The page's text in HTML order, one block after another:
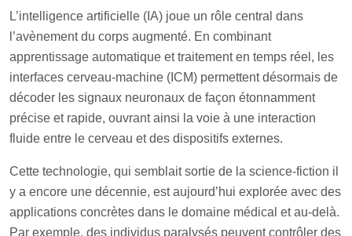
L’intelligence artificielle (IA) joue un rôle central dans
l’avènement du corps augmenté. En combinant
apprentissage automatique et traitement en temps réel, les
interfaces cerveau-machine (ICM) permettent désormais de
décoder les signaux neuronaux de façon étonnamment
précise et rapide, ouvrant ainsi la voie à une interaction
fluide entre le cerveau et des dispositifs externes.
Cette technologie, qui semblait sortie de la science-fiction il
y a encore une décennie, est aujourd’hui explorée avec des
applications concrètes dans le domaine médical et au-delà.
Par exemple, des individus paralysés peuvent contrôler des